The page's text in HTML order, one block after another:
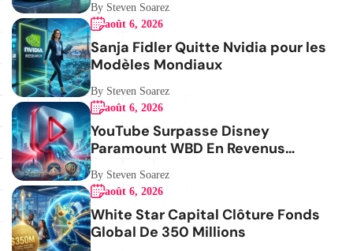
By Steven Soarez
août 6, 2026
Sanja Fidler Quitte Nvidia pour les
Modèles Mondiaux
By Steven Soarez
août 6, 2026
YouTube Surpasse Disney
Paramount WBD En Revenus
By Steven Soarez
août 6, 2026
White Star Capital Clôture Fonds
Global De 350 Millions